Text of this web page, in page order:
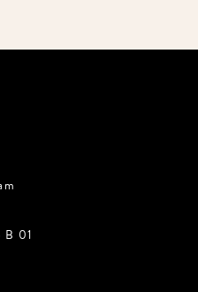
B 01